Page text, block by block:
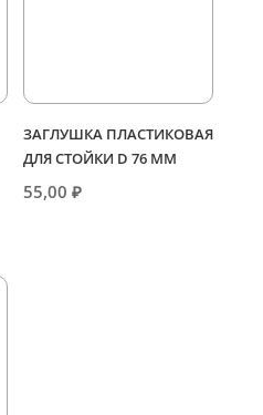
ЗАГЛУШКА ПЛАСТИКОВАЯ
ДЛЯ СТОЙКИ D 76 ММ
55,00₽